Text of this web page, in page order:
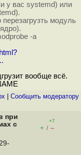
у вас systemd) или
модуль
-a
вообще всё.
Cообщить модератору
при
с
+7
+ / –